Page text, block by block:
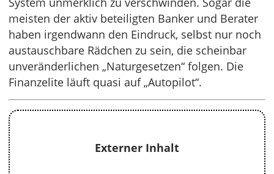
meisten der aktiv beteiligten Banker und Berater
haben irgendwann den Eindruck, selbst nur noch
austauschbare Rädchen zu sein, die scheinbar
unveränderlichen „Naturgesetzen“ folgen. Die
Finanzelite läuft quasi auf „Autopilot“.
Externer Inhalt